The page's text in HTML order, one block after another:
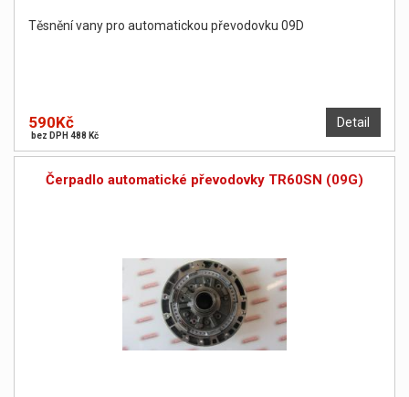
Těsnění vany pro automatickou převodovku 09D
Detail
590Kč
bez DPH 488 Kč
Čerpadlo automatické převodovky TR60SN (09G)